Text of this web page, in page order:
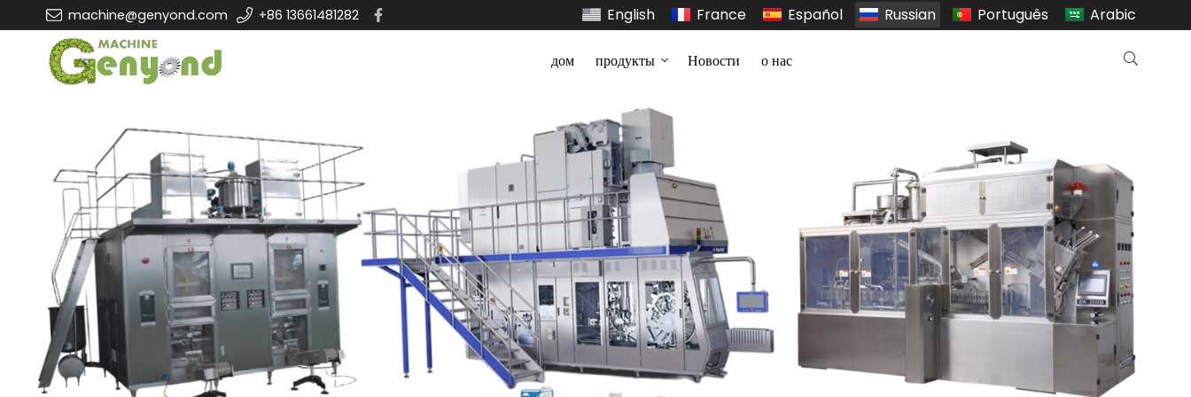
machine@genyond.com +86 13661481282 English France Español Russian Português Arabic
дом продукты Новости о нас